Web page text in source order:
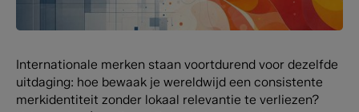
Internationale merken staan voortdurend voor dezelfde
uitdaging: hoe bewaak je wereldwijd een consistente
merkidentiteit zonder lokaal relevantie te verliezen?